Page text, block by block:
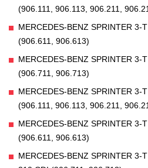
(906.111, 906.113, 906.211,
MERCEDES-BENZ SPRINTER 3-
(906.611, 906.613)
MERCEDES-BENZ SPRINTER 3-
(906.711, 906.713)
MERCEDES-BENZ SPRINTER 3-
(906.111, 906.113, 906.211,
MERCEDES-BENZ SPRINTER 3-
(906.611, 906.613)
MERCEDES-BENZ SPRINTER 3-